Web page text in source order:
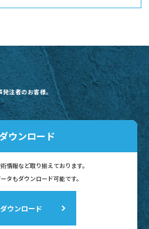
注者のお客様。
ウンロード
情報など取り揃えております。
タもダウンロード可能です。
ウンロード